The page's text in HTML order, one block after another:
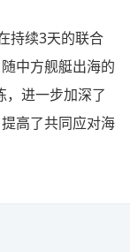
持续3天的联合
中方舰艇出海的
，进一步加深了
高了共同应对海